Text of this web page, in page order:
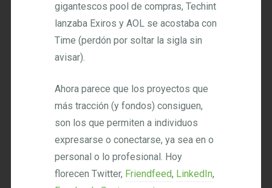
gigantescos pool de compras, Techint
lanzaba Exiros y AOL se acostaba con
Time (perdón por soltar la sigla sin
avisar).
Ahora parece que los proyectos que
más tracción (y fondos) consiguen,
son los que permiten a individuos
expresarse o conectarse, ya sea en o
personal o lo profesional. Hoy
florecen Twitter, Friendfeed, LinkedIn,